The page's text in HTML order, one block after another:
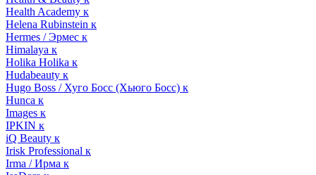
Health Academy к
Helena Rubinstein к
Hermes / Эрмес к
Himalaya к
Holika Holika к
Hudabeauty к
Hugo Boss / Хуго Босс (Хьюго Босс) к
Hunca к
Images к
IPKIN к
iQ Beauty к
Irisk Professional к
Irma / Ирма к